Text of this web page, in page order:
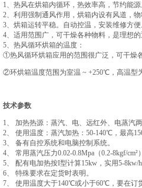
1、热风在烘箱内循环，热效率高，节约能
2、利用强制通风作用，烘箱内设有风道，
3、烘箱运转平稳。自动控温，安装维修方
4、适用范围广，可干燥各种物料，是理想
5、热风循环烘箱的温度：
①热风循环烘箱应用的范围很广泛，可干燥
②环烘箱温度范围为室温 ~ +250℃，高温型
技术参数
1、 加热热源：蒸汽、电、远红外、电蒸汽
2、 使用温度：蒸汽加热：50-140℃，最高
3、 备有自控系统和电脑控制系统。
4、 常用蒸汽压力0.02-0.8Mpa（0.2-8kgf/cm²
5、 配有电加热按I型计算15kw，实用5-8kw/
6、 特殊要求在定货时表明。
7、 使用温度大于140℃或小于60℃，要在订